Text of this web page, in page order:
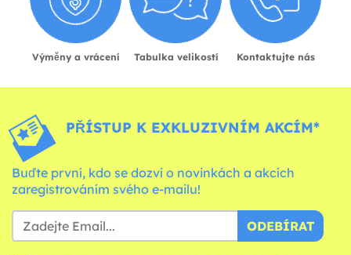
Výměny a vrácení Tabulka velikostí Kontaktujte nás
PŘÍSTUP K EXKLUZIVNÍM AKCÍM*
Buďte první, kdo se dozví o novinkách a akcích
zaregistrováním svého e-mailu!
ODEBÍRAT